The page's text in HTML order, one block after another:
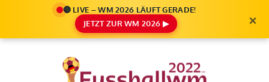
🔴 LIVE – WM 2026 LÄUFT GERADE!
JETZT ZUR WM 2026 ▶
×